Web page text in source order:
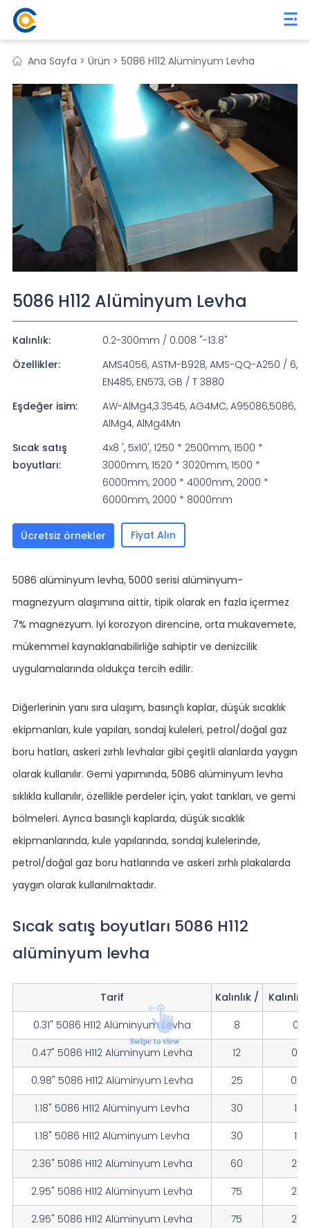
Ana Sayfa > Ürün > 5086 H112 Alüminyum Levha
5086 H112 Alüminyum Levha
Kalınlık:
0.2-300mm / 0.008 "-13.8"
Özellikler:
AMS4056, ASTM-B928, AMS-QQ-A250 / 6,
EN485, EN573, GB / T 3880
Eşdeğer isim:
AW-AlMg4,3.3545, AG4MC, A95086,5086,
AlMg4, AlMg4Mn
Sıcak satış
boyutları:
4x8 ', 5x10', 1250 * 2500mm, 1500 *
3000mm, 1520 * 3020mm, 1500 *
6000mm, 2000 * 4000mm, 2000 *
6000mm, 2000 * 8000mm
Ücretsiz örnekler Fiyat Alın
5086 alüminyum levha, 5000 serisi alüminyum-
magnezyum alaşımına aittir, tipik olarak en fazla içermez
7% magnezyum. İyi korozyon direncine, orta mukavemete,
mükemmel kaynaklanabilirliğe sahiptir ve denizcilik
uygulamalarında oldukça tercih edilir.
Diğerlerinin yanı sıra ulaşım, basınçlı kaplar, düşük sıcaklık
ekipmanları, kule yapıları, sondaj kuleleri, petrol/doğal gaz
boru hatları, askeri zırhlı levhalar gibi çeşitli alanlarda yaygın
olarak kullanılır. Gemi yapımında, 5086 alüminyum levha
sıklıkla kullanılır, özellikle perdeler için, yakıt tankları, ve gemi
bölmeleri. Ayrıca basınçlı kaplarda, düşük sıcaklık
ekipmanlarında, kule yapılarında, sondaj kulelerinde,
petrol/doğal gaz boru hatlarında ve askeri zırhlı plakalarda
yaygın olarak kullanılmaktadır.
Sıcak satış boyutları 5086 H112
alüminyum levha
Tarif Kalınlık /
0.31" 5086 H112 Alüminyum Levha
8
0.31
0.47" 5086 H112 Alüminyum Levha
12
0.98" 5086 H112 Alüminyum Levha
25
1.18" 5086 H112 Alüminyum Levha
30
1.18
1.18" 5086 H112 Alüminyum Levha
30
1.18
2.36" 5086 H112 Alüminyum Levha
60
2.95" 5086 H112 Alüminyum Levha
75
2.95" 5086 H112 Alüminyum Levha
75